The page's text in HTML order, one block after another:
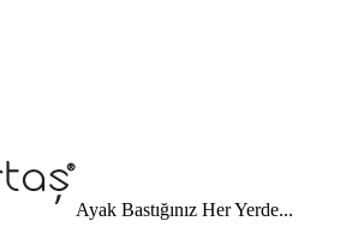
Ayak Bastığınız Her Yerde...